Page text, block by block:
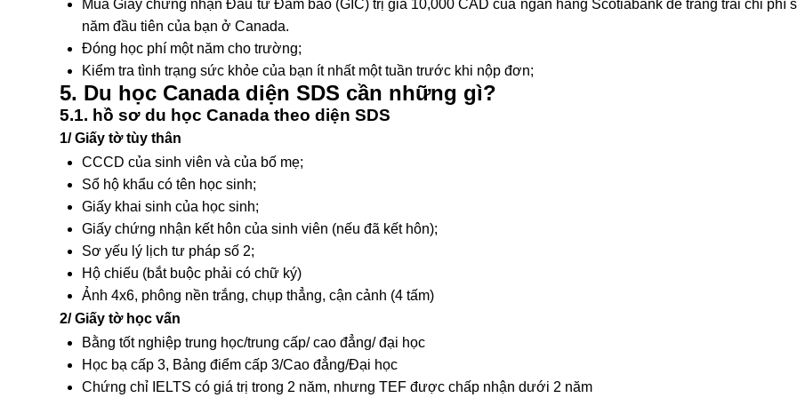
Mua Giấy chứng nhận Đầu tư Đảm bảo (GIC) trị giá 10,000 CAD của ngân hàng Scotiabank để trang trải chi phí
năm đầu tiên của bạn ở Canada.
Đóng học phí một năm cho trường;
Kiểm tra tình trạng sức khỏe của bạn ít nhất một tuần trước khi nộp đơn;
5. Du học Canada diện SDS cần những gì?
5.1. hồ sơ du học Canada theo diện SDS
1/ Giấy tờ tùy thân
CCCD của sinh viên và của bố mẹ;
Sổ hộ khẩu có tên học sinh;
Giấy khai sinh của học sinh;
Giấy chứng nhận kết hôn của sinh viên (nếu đã kết hôn);
Sơ yếu lý lịch tư pháp số 2;
Hộ chiếu (bắt buộc phải có chữ ký)
Ảnh 4x6, phông nền trắng, chụp thẳng, cận cảnh (4 tấm)
2/ Giấy tờ học vấn
Bằng tốt nghiệp trung học/trung cấp/ cao đẳng/ đại học
Học bạ cấp 3, Bảng điểm cấp 3/Cao đẳng/Đại học
Chứng chỉ IELTS có giá trị trong 2 năm, nhưng TEF được chấp nhận dưới 2 năm